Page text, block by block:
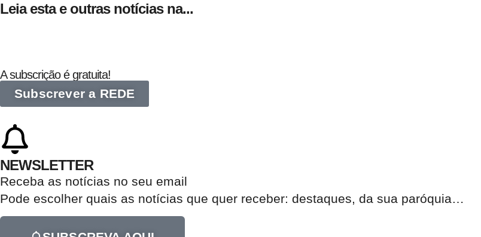
Leia esta e outras notícias na...
A subscrição é gratuita!
Subscrever a REDE
NEWSLETTER
Receba as notícias no seu email​
Pode escolher quais as notícias que quer receber: destaques, da sua paróquia…